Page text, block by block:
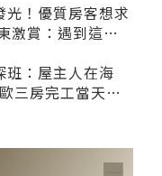
光！優質房客想求
激賞：遇到這種
班：屋主人在海
三房完工當天才